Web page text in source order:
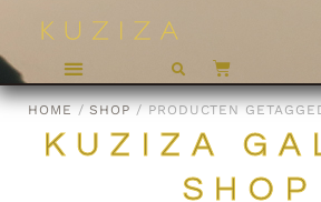
HOME /SHOP / PRODUCTEN
KUZIZA
SHOP